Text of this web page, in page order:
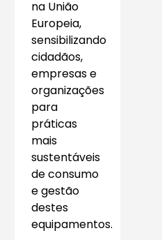
na União
Europeia,
sensibilizando
cidadãos,
empresas e
organizações
para
práticas
mais
sustentáveis
de consumo
e gestão
destes
equipamentos.